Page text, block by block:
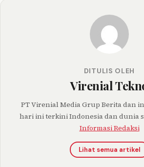
DITULIS OLEH
Virenial
PT Virenial Media Grup Berita dan
hari ini terkini Indonesia dan dunia
Informasi Redaksi
Lihat semua artikel